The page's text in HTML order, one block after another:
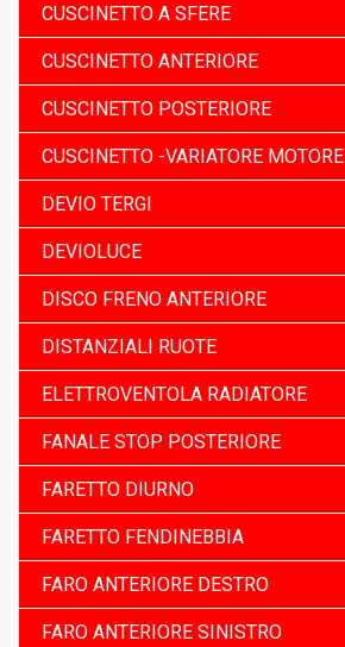
CUSCINETTO A SFERE
CUSCINETTO ANTERIORE
CUSCINETTO POSTERIORE
CUSCINETTO -VARIATORE MOTORE
DEVIO TERGI
DEVIOLUCE
DISCO FRENO ANTERIORE
DISTANZIALI RUOTE
ELETTROVENTOLA RADIATORE
FANALE STOP POSTERIORE
FARETTO DIURNO
FARETTO FENDINEBBIA
FARO ANTERIORE DESTRO
FARO ANTERIORE SINISTRO